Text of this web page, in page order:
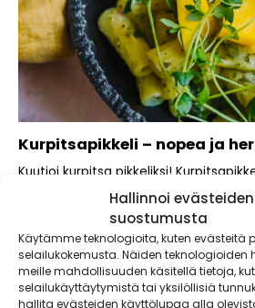
Hallinnoi evästeiden
suostumusta
Käytämme teknologioita, kuten evästeitä
selailukokemusta. Näiden teknologioiden
meille mahdollisuuden käsitellä tietoja,
selailukäyttäytymistä tai yksilöllisiä
hallita evästeiden käyttölupaa alla
Kurpitsapikkeli – nopea ja
Kuutioi kurpitsa pikkeliksi!
herkullinen versio perinteisestä
kuutioitu kurpitsa...